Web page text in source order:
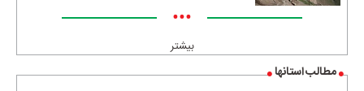
•••
بیشتر
مطالب استانها